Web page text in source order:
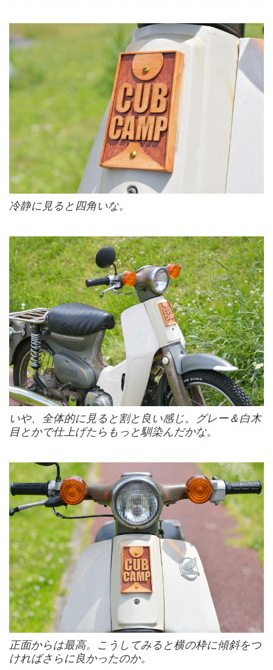
冷静に見ると四角いな。
いや、全体的に見ると割と良い感じ。グレー＆白木
目とかで仕上げたらもっと馴染んだかな。
正面からは最高。こうしてみると横の枠に傾斜をつ
ければさらに良かったのか。